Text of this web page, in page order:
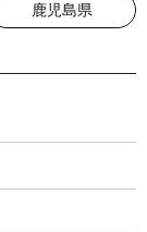
鹿児島県